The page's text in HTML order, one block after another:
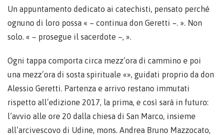
Un appuntamento dedicato ai catechisti, pensato perché
ognuno di loro possa « – continua don Geretti –. ». Non
solo. « – prosegue il sacerdote –, ».
Ogni tappa comporta circa mezz’ora di cammino e poi
una mezz’ora di sosta spirituale «», guidati proprio da don
Alessio Geretti. Partenza e arrivo restano immutati
rispetto all’edizione 2017, la prima, e così sarà in futuro:
l’avvio alle ore 20 dalla chiesa di San Marco, insieme
all’arcivescovo di Udine, mons. Andrea Bruno Mazzocato,